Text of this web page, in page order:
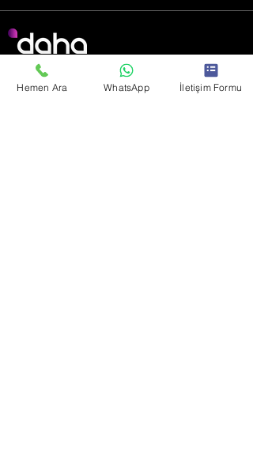
daha yenilikçi, daha anlaşılır, daha
Hemen Ara WhatsApp İletişim Formu